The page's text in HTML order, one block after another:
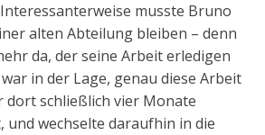
musste Bruno
alten Abteilung bleiben – denn
da, der seine Arbeit erledigen
in der Lage, genau diese Arbeit
dort schließlich vier Monate
und wechselte daraufhin in die